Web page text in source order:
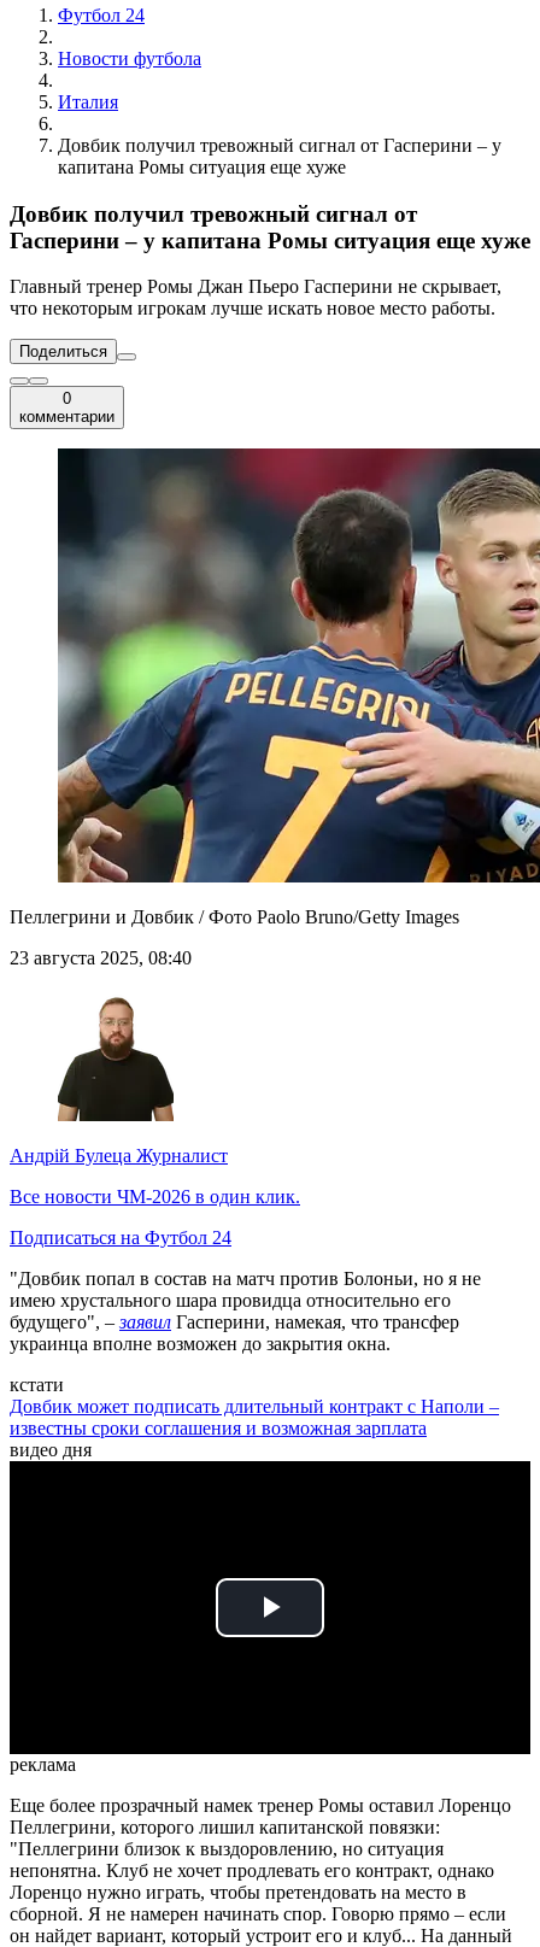
Футбол 24
Новости футбола
Италия
Довбик получил тревожный сигнал от Гасперини – у
капитана Ромы ситуация еще хуже
Довбик получил тревожный сигнал от
Гасперини – у капитана Ромы ситуация еще хуже
Главный тренер Ромы Джан Пьеро Гасперини не скрывает,
что некоторым игрокам лучше искать новое место работы.
Поделиться
0
комментарии
Пеллегрини и Довбик / Фото Paolo Bruno/Getty Images
23 августа 2025, 08:40
Андрій Булеца Журналист
Все новости ЧМ-2026 в один клик.
Подписаться на Футбол 24
"Довбик попал в состав на матч против Болоньи, но я не
имею хрустального шара провидца относительно его
будущего", –заявил Гасперини, намекая, что трансфер
украинца вполне возможен до закрытия окна.
кстати
Довбик может подписать длительный контракт с Наполи –
известны сроки соглашения и возможная зарплата
видео дня
Play
реклама
Еще более прозрачный намек тренер Ромы оставил Лоренцо
Пеллегрини, которого лишил капитанской повязки:
"Пеллегрини близок к выздоровлению, но ситуация
непонятна. Клуб не хочет продлевать его контракт, однако
Лоренцо нужно играть, чтобы претендовать на место в
сборной. Я не намерен начинать спор. Говорю прямо – если
он найдет вариант, который устроит его и клуб... На данный